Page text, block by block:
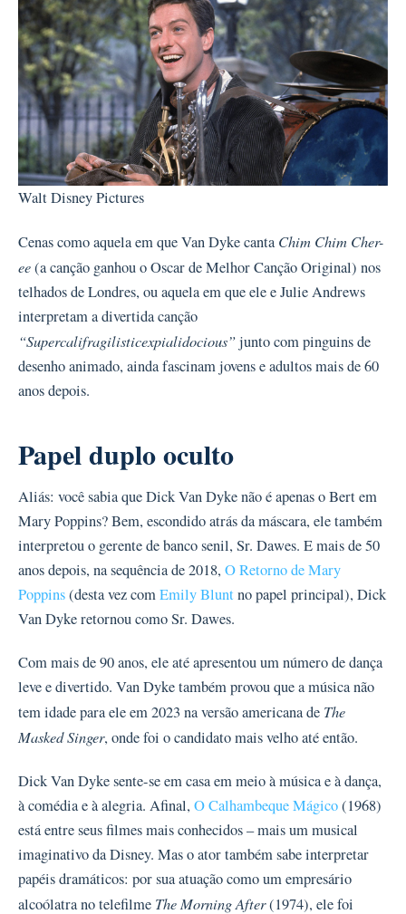
Walt Disney Pictures
Cenas como aquela em que Van Dyke canta Chim Chim Cher-
ee(a canção ganhou o Oscar de Melhor Canção Original) nos
telhados de Londres, ou aquela em que ele e Julie Andrews
interpretam a divertida canção
“Supercalifragilisticexpialidocious”junto com pinguins de
desenho animado, ainda fascinam jovens e adultos mais de 60
anos depois.
Papel duplo oculto
Aliás: você sabia que Dick Van Dyke não é apenas o Bert em
Mary Poppins? Bem, escondido atrás da máscara, ele também
interpretou o gerente de banco senil, Sr. Dawes. E mais de 50
anos depois, na sequência de 2018, O Retorno de Mary
Poppins(desta vez comEmily Bluntno papel principal), Dick
Van Dyke retornou como Sr. Dawes.
Com mais de 90 anos, ele até apresentou um número de dança
leve e divertido. Van Dyke também provou que a música não
tem idade para ele em 2023 na versão americana de The
Masked Singer, onde foi o candidato mais velho até então.
Dick Van Dyke sente-se em casa em meio à música e à dança,
à comédia e à alegria. Afinal, O Calhambeque Mágico(1968)
está entre seus filmes mais conhecidos – mais um musical
imaginativo da Disney. Mas o ator também sabe interpretar
papéis dramáticos: por sua atuação como um empresário
alcoólatra no telefilme The Morning After(1974), ele foi